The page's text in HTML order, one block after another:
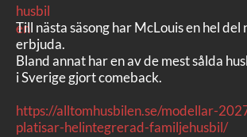
Till nästa säsong har McLouis en hel
erbjuda.
Bland annat har en av de mest sålda
i Sverige gjort comeback.
https://alltomhusbilen.se/modellar-
platisar-helintegrerad-familjehusbil/